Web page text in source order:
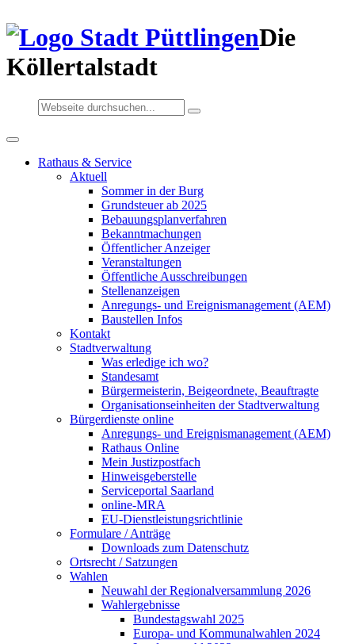
Die
Köllertalstadt
Rathaus & Service
Aktuell
Sommer in der Burg
Grundsteuer ab 2025
Bebauungsplanverfahren
Bekanntmachungen
Öffentlicher Anzeiger
Veranstaltungen
Öffentliche Ausschreibungen
Stellenanzeigen
Anregungs- und Ereignismanagement (AEM)
Baustellen Infos
Kontakt
Stadtverwaltung
Was erledige ich wo?
Standesamt
Bürgermeisterin, Beigeordnete, Beauftragte
Organisationseinheiten der Stadtverwaltung
Bürgerdienste online
Anregungs- und Ereignismanagement (AEM)
Rathaus Online
Mein Justizpostfach
Hinweisgeberstelle
Serviceportal Saarland
online-MRA
EU-Dienstleistungsrichtlinie
Formulare / Anträge
Downloads zum Datenschutz
Ortsrecht / Satzungen
Wahlen
Neuwahl der Regionalversammlung 2026
Wahlergebnisse
Bundestagswahl 2025
Europa- und Kommunalwahlen 2024